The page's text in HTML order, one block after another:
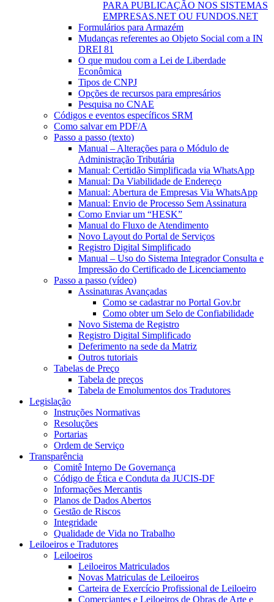
PARA PUBLICAÇÃO NOS SISTEMAS
EMPRESAS.NET OU FUNDOS.NET
Formulários para Armazém
Mudanças referentes ao Objeto Social com a IN
DREI 81
O que mudou com a Lei de Liberdade
Econômica
Tipos de CNPJ
Opções de recursos para empresários
Pesquisa no CNAE
Códigos e eventos específicos SRM
Como salvar em PDF/A
Passo a passo (texto)
Manual – Alterações para o Módulo de
Administração Tributária
Manual: Certidão Simplificada via WhatsApp
Manual: Da Viabilidade de Endereço
Manual: Abertura de Empresas Via WhatsApp
Manual: Envio de Processo Sem Assinatura
Como Enviar um “HESK”
Manual do Fluxo de Atendimento
Novo Layout do Portal de Serviços
Registro Digital Simplificado
Manual – Uso do Sistema Integrador Consulta e
Impressão do Certificado de Licenciamento
Passo a passo (vídeo)
Assinaturas Avançadas
Como se cadastrar no Portal Gov.br
Como obter um Selo de Confiabilidade
Novo Sistema de Registro
Registro Digital Simplificado
Deferimento na sede da Matriz
Outros tutoriais
Tabelas de Preço
Tabela de preços
Tabela de Emolumentos dos Tradutores
Legislação
Instruções Normativas
Resoluções
Portarias
Ordem de Serviço
Transparência
Comitê Interno De Governança
Código de Ética e Conduta da JUCIS-DF
Informações Mercantis
Planos de Dados Abertos
Gestão de Riscos
Integridade
Qualidade de Vida no Trabalho
Leiloeiros e Tradutores
Leiloeiros
Leiloeiros Matriculados
Novas Matriculas de Leiloeiros
Carteira de Exercício Profissional de Leiloeiro
Comerciantes e Leiloeiros de Obras de Arte e